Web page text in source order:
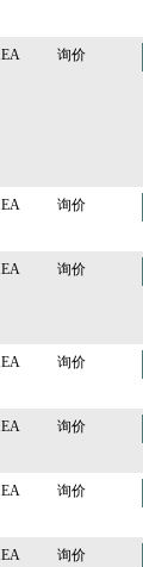
询价
询价
询价
询价
询价
询价
询价